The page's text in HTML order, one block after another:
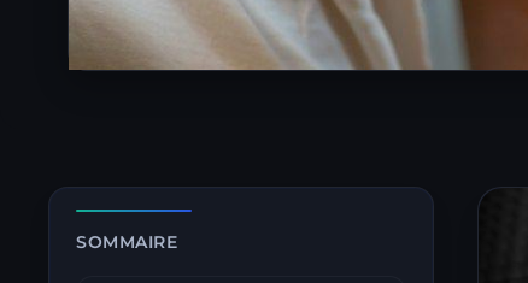
Zone de lecture principale avec sommaire latéral.
SOMMAIRE